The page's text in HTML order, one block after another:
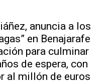
anuncia a los
en Benajarafe
para culminar
de espera, con
al millón de euros